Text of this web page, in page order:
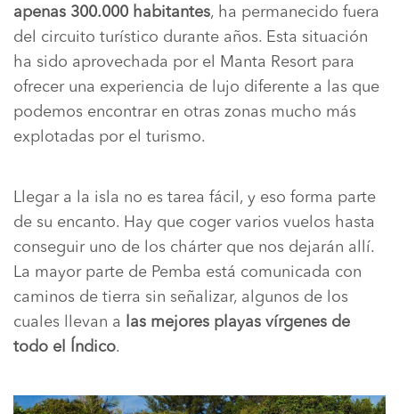
apenas 300.000 habitantes, ha permanecido fuera
del circuito turístico durante años. Esta situación
ha sido aprovechada por el Manta Resort para
ofrecer una experiencia de lujo diferente a las que
podemos encontrar en otras zonas mucho más
explotadas por el turismo.
Llegar a la isla no es tarea fácil, y eso forma parte
de su encanto. Hay que coger varios vuelos hasta
conseguir uno de los chárter que nos dejarán allí.
La mayor parte de Pemba está comunicada con
caminos de tierra sin señalizar, algunos de los
cuales llevan a
las mejores playas vírgenes de
todo el Índico.